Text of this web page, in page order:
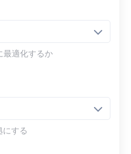
最適化するか
する